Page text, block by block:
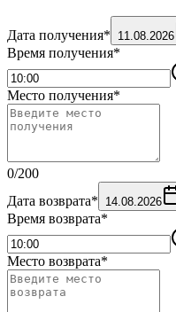
Дата получения* 11.08.2026
Время получения*
Место получения*
0/200
Дата возврата* 14.08.2026
Время возврата*
Место возврата*